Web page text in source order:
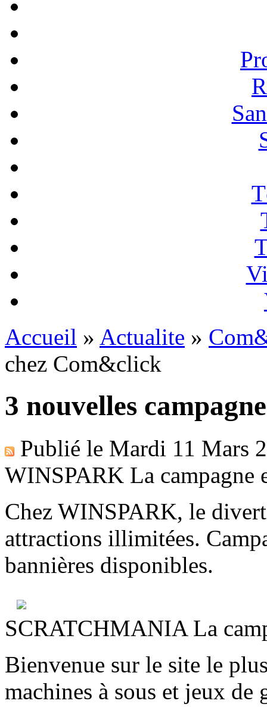
Accueil » Actualite »
chez Com&click
3 nouvelles
Publié le Mardi 11 Mars
WINSPARK La campagne
Chez WINSPARK, le
attractions illimitées.
bannières disponibles.
SCRATCHMANIA La
Bienvenue sur le site le
machines à sous et jeux de